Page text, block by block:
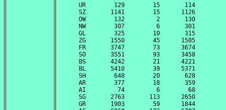
UR        129        15       114
SZ       1141        15      1126
OW        132         2       130
NW        307         6       301
GL        325        10       315
ZG       1550        45      1505
FR       3747        73      3674
SO       3551        93      3458
BS       4242        21      4221
BL       5410        39      5371
SH        648        20       628
AR        377        18       359
AI         74         6        68
SG       2763       113      2650
GR       1903        59      1844